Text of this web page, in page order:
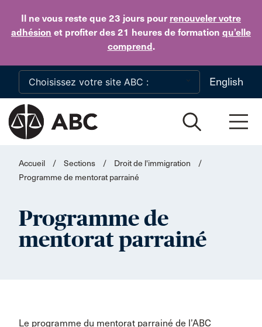
Il ne vous reste que 23 jours pour renouveler votre
adhésion et profiter des 21 heures de formation qu’elle
comprend.
Skip to main content
English
Accueil / Sections / Droit de l'immigration
/
Programme de mentorat parrainé
Programme de
mentorat parrainé
Le programme du mentorat parrainé de l’ABC